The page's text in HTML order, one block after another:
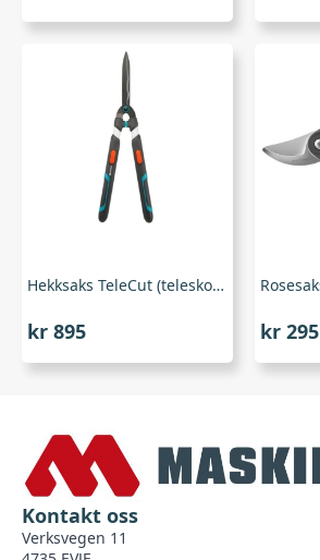
Hekksaks TeleCut (teleskopkskaft), Gardena
kr 895 kr 295
Kontakt oss
Verksvegen 11